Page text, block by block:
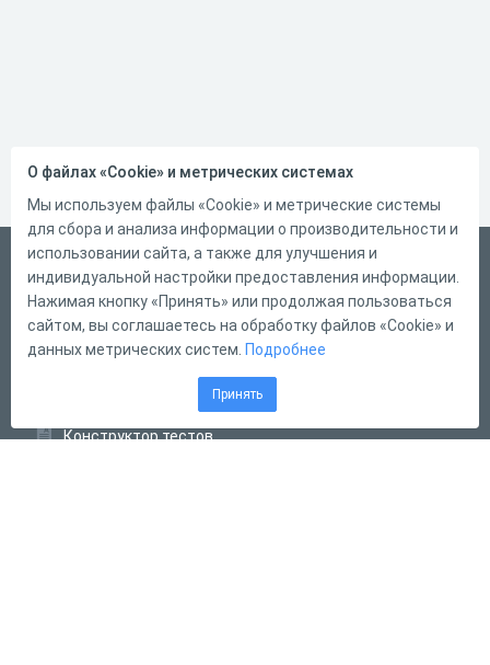
Русский
Справка
Форма обратной связи
Конструктор тестов
О файлах «Cookie» и метрических системах
Мы используем файлы «Cookie» и метрические системы
для сбора и анализа информации о производительности и
использовании сайта, а также для улучшения и
индивидуальной настройки предоставления информации.
Нажимая кнопку «Принять» или продолжая пользоваться
сайтом, вы соглашаетесь на обработку файлов «Cookie» и
данных метрических систем. Подробнее
Принять